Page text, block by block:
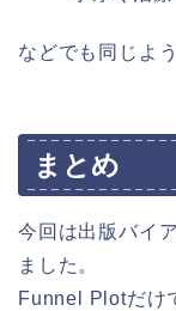
などでも同じよ
まとめ
今回は出版バイ
ました。
Funnel Plotだけ